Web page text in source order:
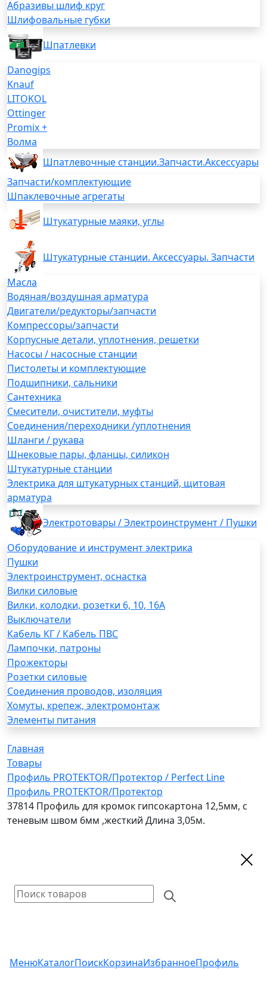
Абразивы шлиф круг
Шлифовальные губки
Шпатлевки
Danogips
Knauf
LITOKOL
Ottinger
Promix +
Волма
Шпатлевочные станции.Запчасти.Аксессуары
Запчасти/комплектующие
Шпаклевочные агрегаты
Штукатурные маяки, углы
Штукатурные станции. Аксессуары. Запчасти
Масла
Водяная/воздушная арматура
Двигатели/редукторы/запчасти
Компрессоры/запчасти
Корпусные детали, уплотнения, решетки
Насосы / насосные станции
Пистолеты и комплектующие
Подшипники, сальники
Сантехника
Смесители, очистители, муфты
Соединения/переходники /уплотнения
Шланги / рукава
Шнековые пары, фланцы, силикон
Штукатурные станции
Электрика для штукатурных станций, щитовая
арматура
Электротовары / Электроинструмент / Пушки
Оборудование и инструмент электрика
Пушки
Электроинструмент, оснастка
Вилки силовые
Вилки, колодки, розетки 6, 10, 16А
Выключатели
Кабель КГ / Кабель ПВС
Лампочки, патроны
Прожекторы
Розетки силовые
Соединения проводов, изоляция
Хомуты, крепеж, электромонтаж
Элементы питания
Главная
Товары
Профиль PROTEKTOR/Протектор / Perfect Line
Профиль PROTEKTOR/Протектор
37814 Профиль для кромок гипсокартона 12,5мм, с
теневым швом 6мм ,жесткий Длина 3,05м.
МенюКаталогПоискКорзинаИзбранноеПрофиль